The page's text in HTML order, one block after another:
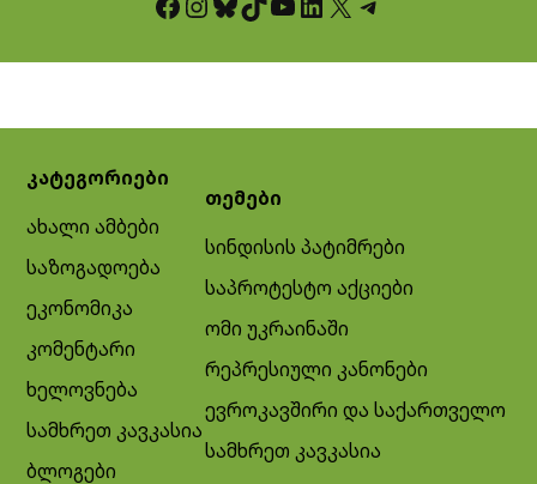
კატეგორიები
ახალი ამბები
საზოგადოება
ეკონომიკა
კომენტარი
ხელოვნება
სამხრეთ კავკასია
ბლოგები
თემები
სინდისის პატიმრები
საპროტესტო აქციები
ომი უკრაინაში
რეპრესიული კანონები
ევროკავშირი და საქართველო
სამხრეთ კავკასია